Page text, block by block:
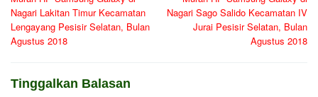
Nagari Lakitan Timur Kecamatan
Lengayang Pesisir Selatan, Bulan
Agustus 2018
Nagari Sago Salido Kecamatan IV
Jurai Pesisir Selatan, Bulan
Agustus 2018
Tinggalkan Balasan